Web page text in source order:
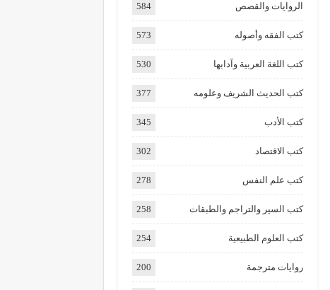
الروايات والقصص 584
كتب الفقه وأصوله 573
كتب اللغة العربية وآدابها 530
كتب الحديث الشريف وعلومه 377
كتب الأدب 345
كتب الاقتصاد 302
كتب علم النفس 278
كتب السير والتراجم والطبقات 258
كتب العلوم الطبيعية 254
روايات مترجمة 200